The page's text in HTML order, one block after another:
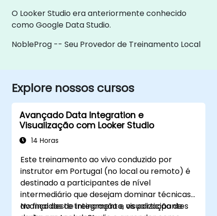
O Looker Studio era anteriormente conhecido
como Google Data Studio.
NobleProg -- Seu Provedor de Treinamento Local
Explore nossos cursos
Avançado Data Integration e
Visualização com Looker Studio
14 Horas
Este treinamento ao vivo conduzido por
instrutor em Portugal (no local ou remoto) é
destinado a participantes de nível
intermediário que desejam dominar técnicas
avançadas de integração e visualização de
No final deste treinamento, os participantes